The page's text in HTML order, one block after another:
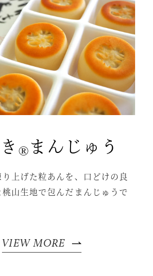
® まんじゅう
上げた粒あんを、口どけの良
山生地で包んだまんじゅうで
VIEW MORE